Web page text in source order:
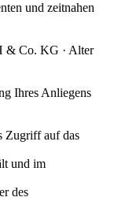
und zeitnahen
& Co. KG · Alter
Ihres Anliegens
Zugriff auf das
und im
des